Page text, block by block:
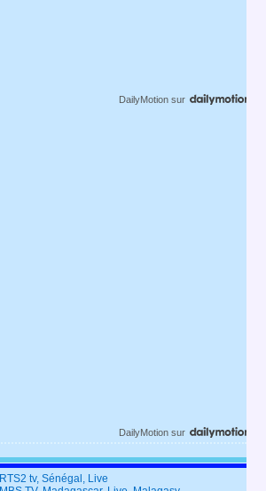
DailyMotion sur
DailyMotion sur
RTS2 tv, Sénégal, Live